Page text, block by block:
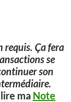
requis. Ça fera
se
son
lire ma Note